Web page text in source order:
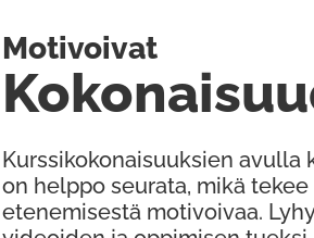
Kurssikokonaisuuksien avulla
on helppo seurata, mikä tekee
etenemisestä motivoivaa.
Motivoivat